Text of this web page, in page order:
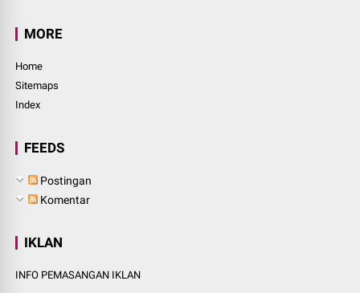
MORE
Home
Sitemaps
Index
FEEDS
Postingan
Komentar
IKLAN
INFO PEMASANGAN IKLAN